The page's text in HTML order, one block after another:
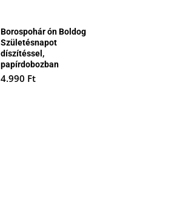
Borospohár ón Boldog
Születésnapot
díszítéssel,
papírdobozban
4.990 Ft